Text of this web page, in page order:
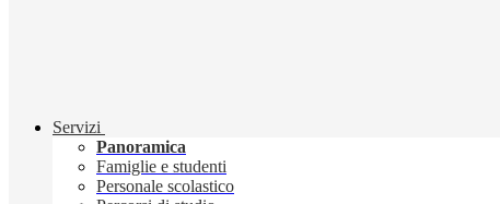
Servizi
Panoramica
Famiglie e studenti
Personale scolastico